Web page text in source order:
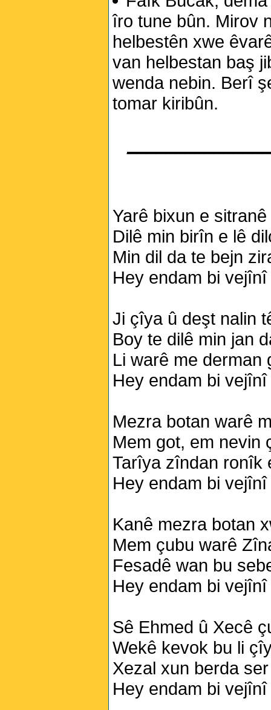
îro tune bûn. Mirov
helbestên xwe
van helbestan baş
wenda nebin. Berî
tomar kiribûn.
Yarê bixun e
Dilê min birîn e lê
Min dil da te bejn
Hey endam bi
Ji çîya û deşt nalin
Boy te dilê min jan
Li warê me derman
Hey endam bi
Mezra botan warê
Mem got, em nevin
Tarîya zîndan ronîk
Hey endam bi
Kanê mezra botan
Mem çubu warê
Fesadê wan bu
Hey endam bi
Sê Ehmed û Xecê
Wekê kevok bu li
Xezal xun berda
Hey endam bi